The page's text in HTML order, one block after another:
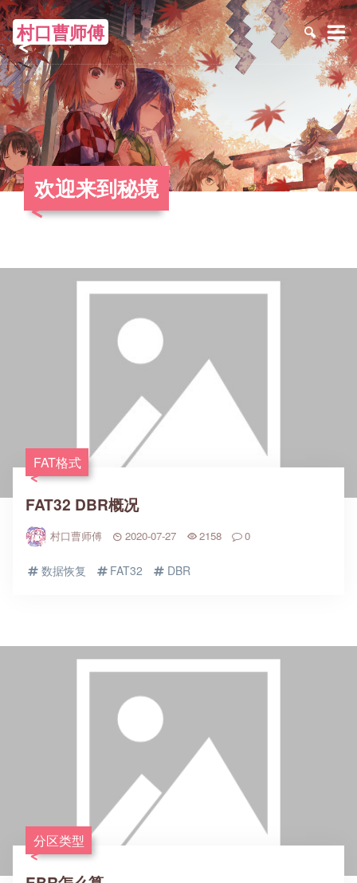
村口曹师傅 ≡
欢迎来到秘境
FAT格式
FAT32 DBR概况
村口曹师傅 2020-07-27 2158 0
数据恢复 FAT32 DBR
分区类型